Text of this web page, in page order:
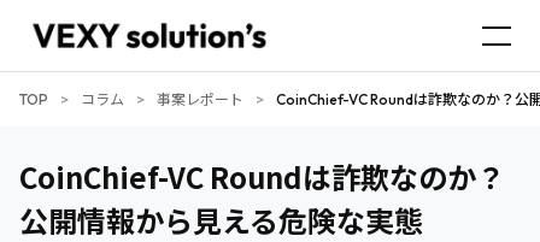
TOP > コラム > 事案レポート > CoinChief-VC Roundは詐欺なのか？公
CoinChief-VC Roundは詐欺なのか？
公開情報から見える危険な実態